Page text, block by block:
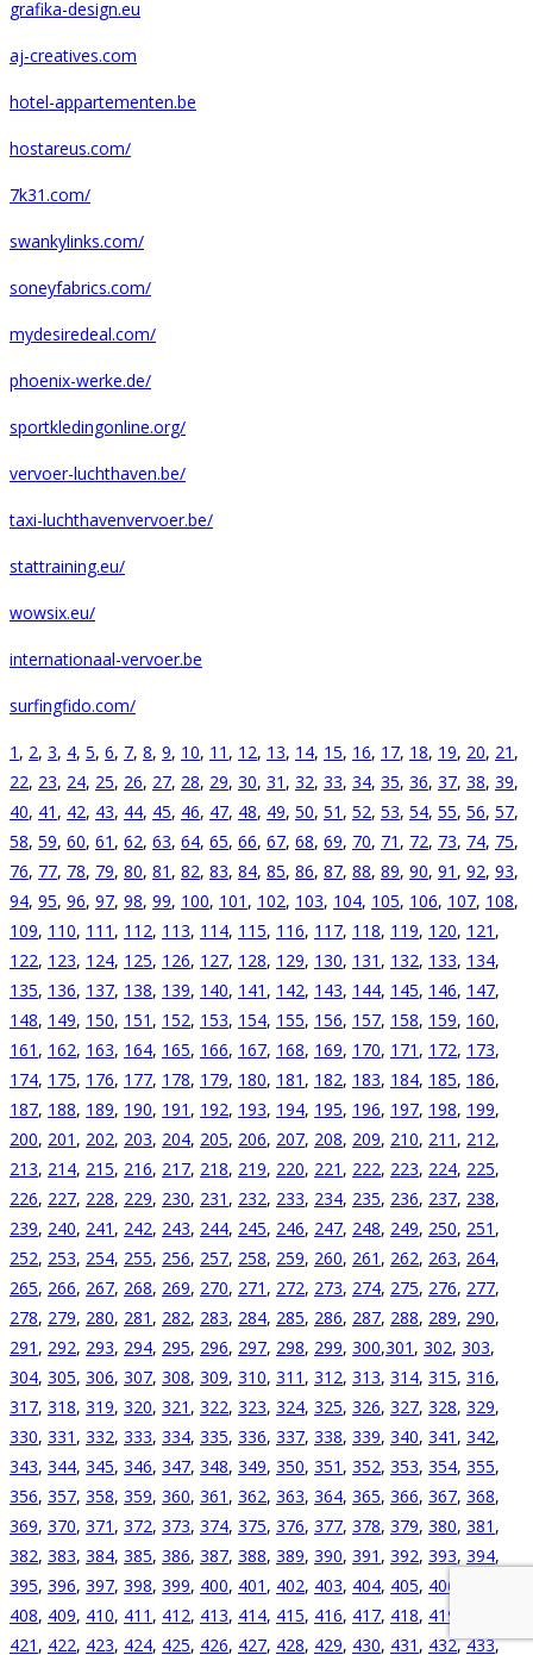
grafika-design.eu
aj-creatives.com
hotel-appartementen.be
hostareus.com/
7k31.com/
swankylinks.com/
soneyfabrics.com/
mydesiredeal.com/
phoenix-werke.de/
sportkledingonline.org/
vervoer-luchthaven.be/
taxi-luchthavenvervoer.be/
stattraining.eu/
wowsix.eu/
internationaal-vervoer.be
surfingfido.com/
1 , 2, 3, 4, 5, 6, 7, 8, 9, 10, 11 , 12, 13, 14, 15, 16, 17, 18, 19, 20, 21 ,
22, 23, 24, 25, 26, 27, 28, 29, 30, 31 , 32, 33, 34, 35, 36, 37, 38, 39,
40, 41 , 42, 43, 44, 45, 46, 47, 48, 49, 50, 51 , 52, 53, 54, 55, 56, 57,
58, 59, 60, 61 , 62, 63, 64, 65, 66, 67, 68, 69, 70, 71 , 72, 73, 74, 75,
76, 77, 78, 79, 80, 81 , 82, 83, 84, 85, 86, 87, 88, 89, 90, 91 , 92, 93,
94, 95, 96, 97, 98, 99, 100, 101 , 102, 103, 104, 105, 106, 107, 108,
109, 110, 111 , 112, 113, 114, 115, 116, 117, 118, 119, 120, 121 ,
122, 123, 124, 125, 126, 127, 128, 129, 130, 131 , 132, 133, 134,
135, 136, 137, 138, 139, 140, 141 , 142, 143, 144, 145, 146, 147,
148, 149, 150, 151 , 152, 153, 154, 155, 156, 157, 158, 159, 160,
161 , 162, 163, 164, 165, 166, 167, 168, 169, 170, 171 , 172, 173,
174, 175, 176, 177, 178, 179, 180, 181 , 182, 183, 184, 185, 186,
187, 188, 189, 190, 191 , 192, 193, 194, 195, 196, 197, 198, 199,
200, 201 , 202, 203, 204, 205, 206, 207, 208, 209, 210, 211 , 212,
213, 214, 215, 216, 217, 218, 219, 220, 221 , 222, 223, 224, 225,
226, 227, 228, 229, 230, 231 , 232, 233, 234, 235, 236, 237, 238,
239, 240, 241 , 242, 243, 244, 245, 246, 247, 248, 249, 250, 251 ,
252, 253, 254, 255, 256, 257, 258, 259, 260, 261 , 262, 263, 264,
265, 266, 267, 268, 269, 270, 271 , 272, 273, 274, 275, 276, 277,
278, 279, 280, 281 , 282, 283, 284, 285, 286, 287, 288, 289, 290,
291 , 292, 293, 294, 295, 296, 297, 298, 299, 300,301 , 302, 303,
304, 305, 306, 307, 308, 309, 310, 311 , 312, 313, 314, 315, 316,
317, 318, 319, 320, 321 , 322, 323, 324, 325, 326, 327, 328, 329,
330, 331 , 332, 333, 334, 335, 336, 337, 338, 339, 340, 341 , 342,
343, 344, 345, 346, 347, 348, 349, 350, 351 , 352, 353, 354, 355,
356, 357, 358, 359, 360, 361 , 362, 363, 364, 365, 366, 367, 368,
369, 370, 371 , 372, 373, 374, 375, 376, 377, 378, 379, 380, 381 ,
382, 383, 384, 385, 386, 387, 388, 389, 390, 391 , 392, 393, 394,
395, 396, 397, 398, 399, 400, 401 , 402, 403, 404, 405, 406
408, 409, 410, 411 , 412, 413, 414, 415, 416, 417, 418, 419
421 , 422, 423, 424, 425, 426, 427, 428, 429, 430, 431 , 432,433,